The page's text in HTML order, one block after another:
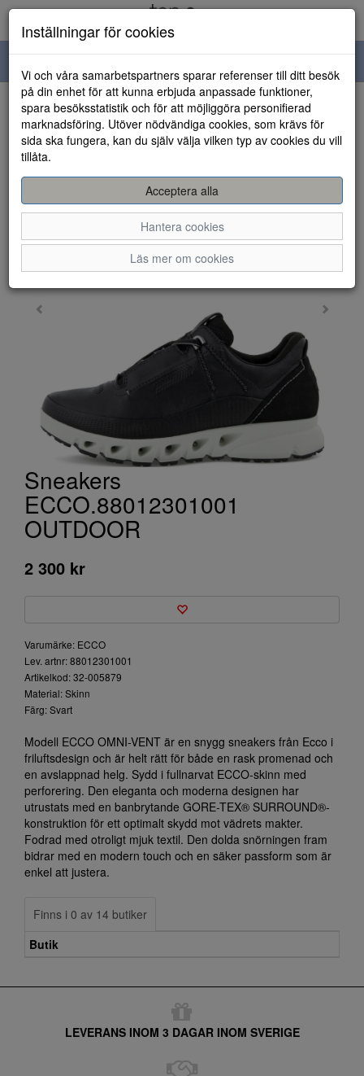
navigation
HEM
Sneakers
ECCO.88012301001
OUTDOOR
2 300 kr
Varumärke: ECCO
Lev. artnr: 88012301001
Artikelkod: 32-005879
Material: Skinn
Färg: Svart
Modell ECCO OMNI-VENT är en snygg sneakers från Ecco i
friluftsdesign och är helt rätt för både en rask promenad och
en avslappnad helg. Sydd i fullnarvat ECCO-skinn med
perforering. Den eleganta och moderna designen har
utrustats med en banbrytande GORE-TEX® SURROUND®-
konstruktion för ett optimalt skydd mot vädrets makter.
Fodrad med otroligt mjuk textil. Den dolda snörningen fram
bidrar med en modern touch och en säker passform som är
enkel att justera.
Finns i 0 av 14 butiker
Butik
LEVERANS INOM 3 DAGAR INOM SVERIGE
Inställningar för cookies
Vi och våra samarbetspartners sparar referenser till ditt besök
på din enhet för att kunna erbjuda anpassade funktioner,
spara besöksstatistik och för att möjliggöra personifierad
marknadsföring. Utöver nödvändiga cookies, som krävs för
sida ska fungera, kan du själv välja vilken typ av cookies du vill
tillåta.
Acceptera alla
Hantera cookies
Läs mer om cookies